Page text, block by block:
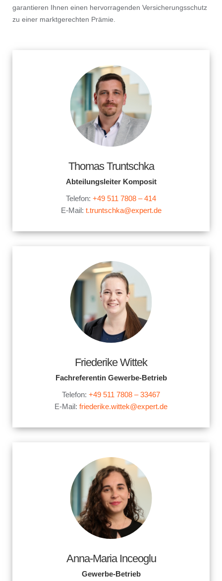
garantieren Ihnen einen hervorragenden Versicherungsschutz
zu einer marktgerechten Prämie.
Thomas Truntschka
Abteilungsleiter Komposit
Telefon: +49 511 7808 – 414
E-Mail: t.truntschka@expert.de
Friederike Wittek
Fachreferentin Gewerbe-Betrieb
Telefon: +49 511 7808 – 33467
E-Mail: friederike.wittek@expert.de
Anna-Maria Inceoglu
Gewerbe-Betrieb